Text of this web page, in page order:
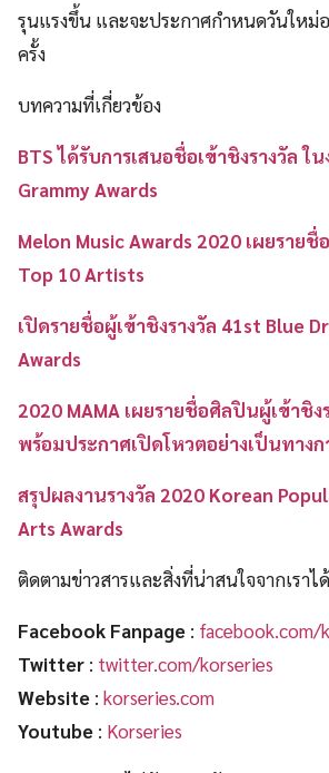
รุนแรงขึ้น และจะประกาศกำหนดวันใหม่
ครั้ง
บทความที่เกี่ยวข้อง
BTS ได้รับการเสนอชื่อเข้าชิงรางวัล ใ
Grammy Awards
Melon Music Awards 2020 เผยราย
Top 10 Artists
เปิดรายชื่อผู้เข้าชิงรางวัล 41st Blue
Awards
2020 MAMA เผยรายชื่อศิลปินผู้เข้าชิ
พร้อมประกาศเปิดโหวตอย่างเป็นทางก
สรุปผลงานรางวัล 2020 Korean
Arts Awards
ติดตามข่าวสารและสิ่งที่น่าสนใจจากเราไ
Facebook Fanpage : facebook.com/
Twitter : twitter.com/korseries
Website : korseries.com
Youtube : Korseries